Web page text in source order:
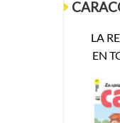
LA
EN